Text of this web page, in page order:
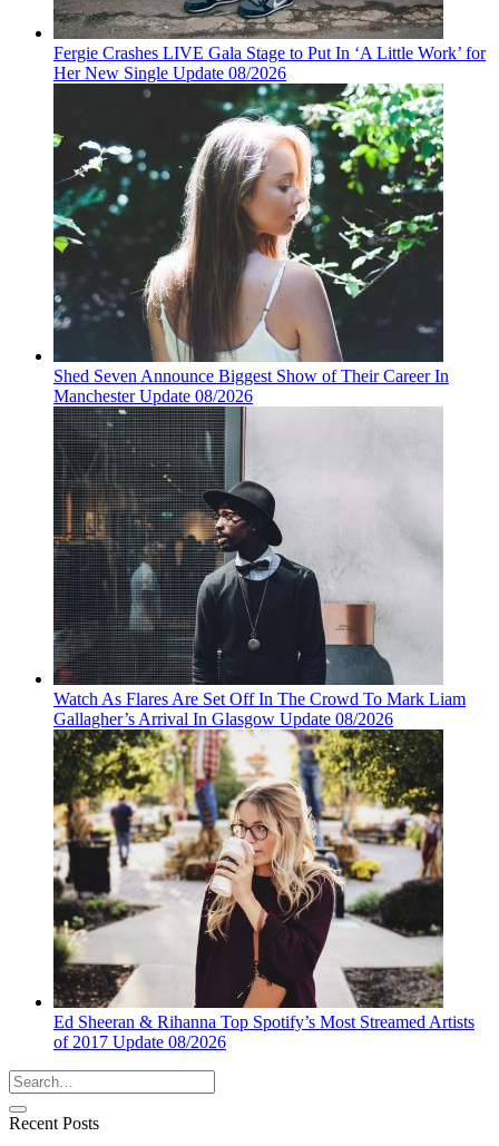
Fergie Crashes LIVE Gala Stage to Put In ‘A Little Work’ for
Her New Single Update 08/2026
Shed Seven Announce Biggest Show of Their Career In
Manchester Update 08/2026
Watch As Flares Are Set Off In The Crowd To Mark Liam
Gallagher’s Arrival In Glasgow Update 08/2026
Ed Sheeran & Rihanna Top Spotify’s Most Streamed Artists
of 2017 Update 08/2026
Recent Posts